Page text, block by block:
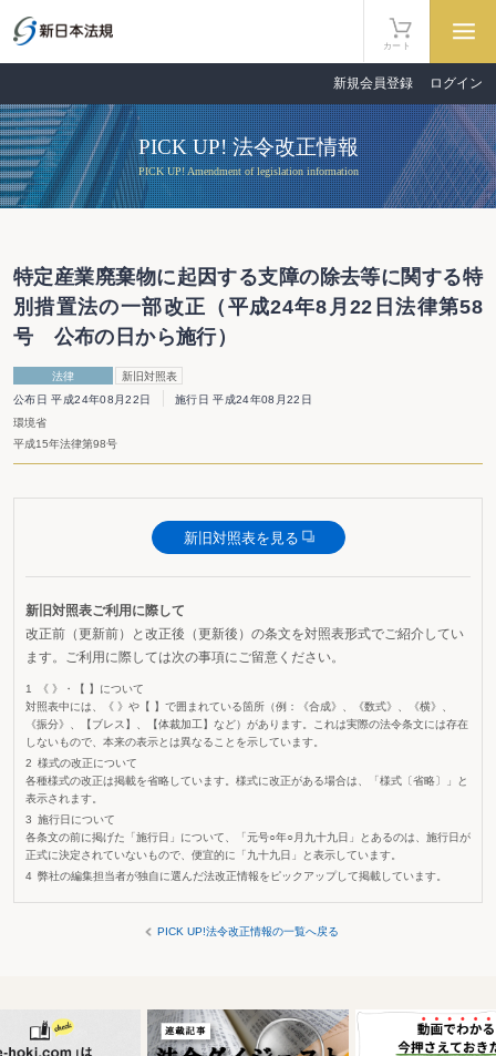
カート
新規会員登録 ログイン
PICK UP! 法令改正情報
PICK UP! Amendment of legislation information
特定産業廃棄物に起因する支障の除去等に関する特
別措置法の一部改正（平成24年8月22日法律第58
号 公布の日から施行）
法律
新旧対照表
公布日 平成24年08月22日
施行日 平成24年08月22日
環境省
平成15年法律第98号
新旧対照表を見る
新旧対照表ご利用に際して
改正前（更新前）と改正後（更新後）の条文を対照表形式でご紹介してい
ます。ご利用に際しては次の事項にご留意ください。
《 》・【 】について
対照表中には、《 》や【 】で囲まれている箇所（例：《合成》、《数式》、《横》、
《振分》、【ブレス】、【体裁加工】など）があります。これは実際の法令条文には存在
しないもので、本来の表示とは異なることを示しています。
様式の改正について
各種様式の改正は掲載を省略しています。様式に改正がある場合は、「様式〔省略〕」と
表示されます。
施行日について
各条文の前に掲げた「施行日」について、「元号○年○月九十九日」とあるのは、施行日が
正式に決定されていないもので、便宜的に「九十九日」と表示しています。
弊社の編集担当者が独自に選んだ法改正情報をピックアップして掲載しています。
PICK UP!法令改正情報の一覧へ戻る